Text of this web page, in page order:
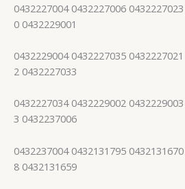
0432227004 0432227006
0 0432229001
0432229004 0432227035
2 0432227033
0432227034 0432229002
3 0432237006
0432237004 0432131795
8 0432131659